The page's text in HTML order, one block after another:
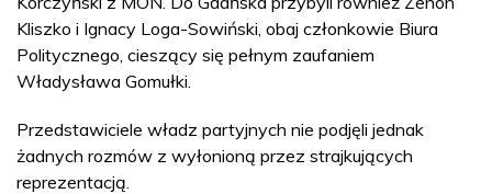
Kliszko i Ignacy Loga-Sowiński, obaj członkowie Biura
Politycznego, cieszący się pełnym zaufaniem
Władysława Gomułki.
Przedstawiciele władz partyjnych nie podjęli jednak
żadnych rozmów z wyłonioną przez strajkujących
reprezentacją.